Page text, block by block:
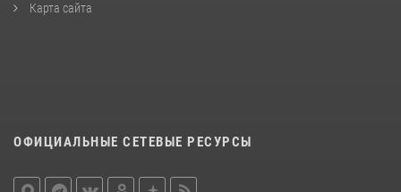
Карта сайта
ОФИЦИАЛЬНЫЕ СЕТЕВЫЕ РЕСУРСЫ